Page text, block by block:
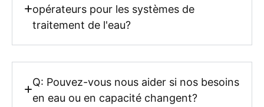
opérateurs pour les systèmes de
traitement de l'eau?
Q: Pouvez-vous nous aider si nos besoins
en eau ou en capacité changent?